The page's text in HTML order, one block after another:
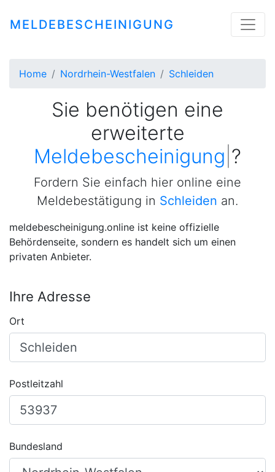
MELDEBESCHEINIGUNG
Home Nordrhein-Westfalen Schleiden
Sie benötigen eine
erweiterte
Meldebescheinigung ?
Fordern Sie einfach hier online eine
Meldebestätigung in Schleiden an.
meldebescheinigung.online ist keine offizielle
Behördenseite, sondern es handelt sich um einen
privaten Anbieter.
Ihre Adresse
Ort
Postleitzahl
Bundesland